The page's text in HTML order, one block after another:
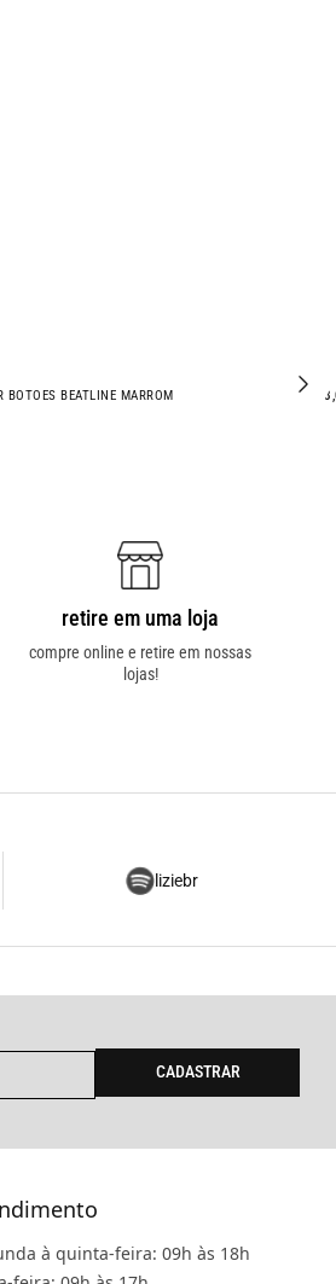
BOTOES BEATLINE MARROM R$
retire em uma loja
compre online e retire em nossas
lojas!
liziebr
CADASTRAR
à quinta-feira: 09h às 18h